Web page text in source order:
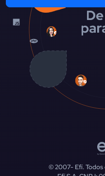
© 2007-Efí. Todos